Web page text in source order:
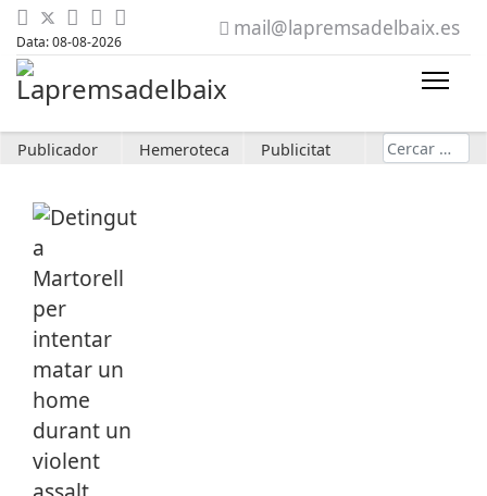
Data: 08-08-2026
mail@lapremsadelbaix.es
Publicador Hemeroteca Publicitat Cerca